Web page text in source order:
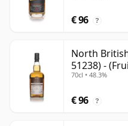
€ 96 ?
North
51238) -
70cl • 48.3%
€ 96 ?